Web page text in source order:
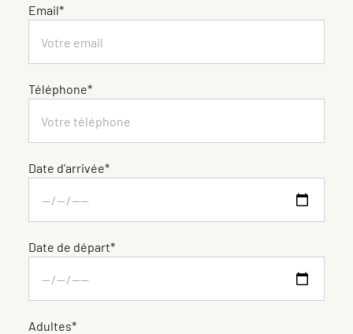
Email*
Téléphone*
Date d'arrivée*
Date de départ*
Adultes*